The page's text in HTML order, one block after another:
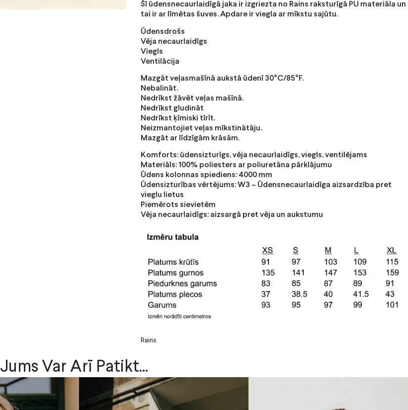
Šī ūdensnecaurlaidīgā jaka ir izgriezta no Rains raksturīgā PU materiāla un
tai ir ar līmētas šuves. Apdare ir viegla ar mīkstu sajūtu.
Ūdensdrošs
Vēja necaurlaidīgs
Viegls
Ventilācija
Mazgāt veļasmašīnā aukstā ūdenī 30°C/85°F.
Nebalināt.
Nedrīkst žāvēt veļas mašīnā.
Nedrīkst gludināt
Nedrīkst ķīmiski tīrīt.
Neizmantojiet veļas mīkstinātāju.
Mazgāt ar līdzīgām krāsām.
Komforts: ūdensizturīgs, vēja necaurlaidīgs, viegls, ventilējams
Materiāls: 100% poliesters ar poliuretāna pārklājumu
Ūdens kolonnas spiediens: 4000 mm
Ūdensizturības vērtējums: W3 – Ūdensnecaurlaidīga aizsardzība pret
vieglu lietus
Piemērots sievietēm
Vēja necaurlaidīgs: aizsargā pret vēja un aukstumu
Rains
Jums Var Arī Patikt...